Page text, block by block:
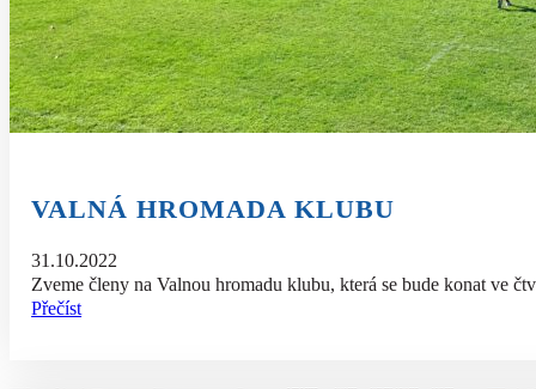
VALNÁ HROMADA KLUBU
31.10.2022
Zveme členy na Valnou hromadu klubu, která se bude konat ve
Přečíst